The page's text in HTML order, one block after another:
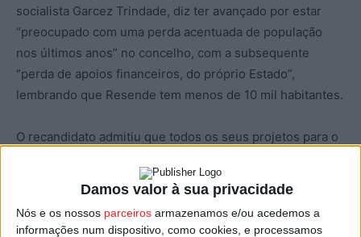
Damos valor à sua privacidade
Nós e os nossos parceiros armazenamos e/ou acedemos a
informações num dispositivo, como cookies, e processamos
socialista Garcez Trindade, diz ter avançado por estar
“preocupado com uma perda acentuada de população
nos últimos anos” no concelho, com a subsequente
“perda de apoios financeiros, do próprio Estado”,
lembrando que Resende tem menos de 10 mil habitantes.
O recandidato admitiu que todos os seus projetos para o
fixar pessoas no concelho”, acrescentando que para isso,
“é necessário atrair empresas, apoiar os jovens e o
emprego e melhorar as acessibilidades”.